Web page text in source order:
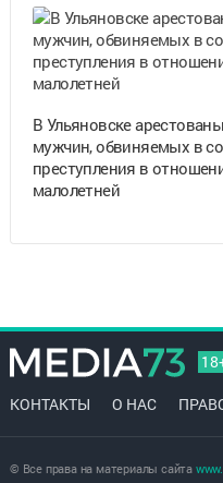
В Ульяновске
мужчин, обвиняемых в
преступления в
малолетней
КОНТАКТЫ О НАС
© Все права на материалы сайта